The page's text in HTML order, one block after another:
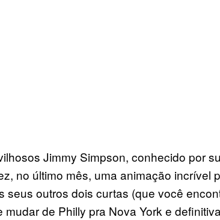
Jimmy Simpson, conhecido por
no último mês, uma animação incrível
seus outros dois curtas (que você
mudar de Philly pra Nova York e